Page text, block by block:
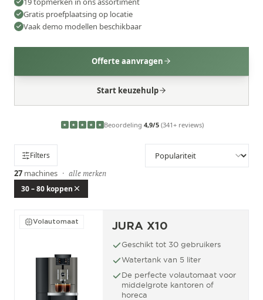
Gratis proefplaatsing op locatie
Vaak demo modellen beschikbaar
Offerte aanvragen
Start keuzehulp
★ ★ ★ ★ ★ Beoordeling 4,9/5(341+ reviews)
Filters
27 machines · alle merken
30 – 80 koppen
Volautomaat JURA X10
Geschikt tot 30 gebruikers
Watertank van 5 liter
De perfecte volautomaat voor
middelgrote kantoren of
horeca